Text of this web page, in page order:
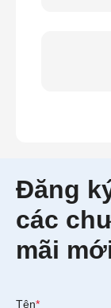
Đăng
các
mãi
Tên*